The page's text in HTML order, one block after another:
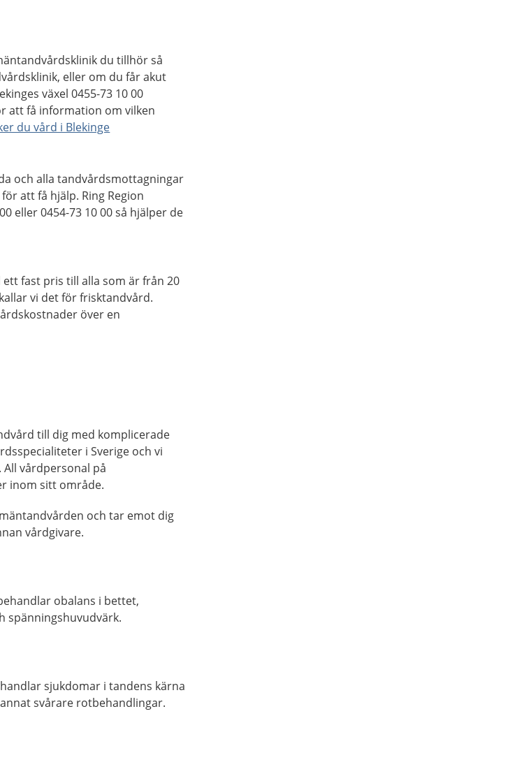
du tillhör så
eller om du får akut
växel 0455-73 10 00
att få information om vilken
du vård i Blekinge
och alla tandvårdsmottagningar
att få hjälp. Ring Region
eller 0454-73 10 00 så hjälper de
fast pris till alla som är från 20
vi det för frisktandvård.
över en
till dig med komplicerade
i Sverige och vi
vårdpersonal på
inom sitt område.
och tar emot dig
vårdgivare.
obalans i bettet,
spänningshuvudvärk.
sjukdomar i tandens kärna
svårare rotbehandlingar.